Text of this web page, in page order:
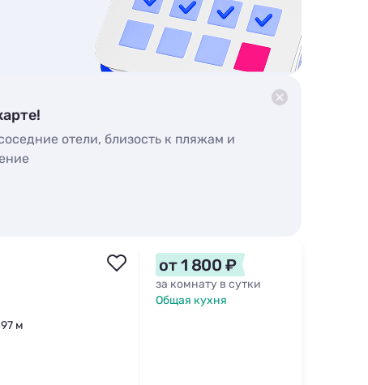
отели, близость к пляжам и
м
от 1 800 ₽
за комнату в сутки
Общая кухня